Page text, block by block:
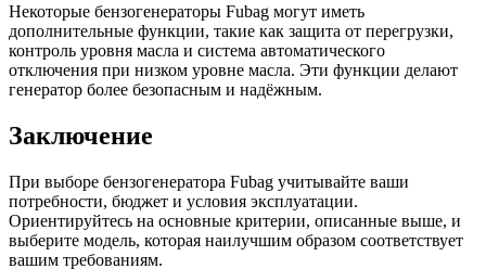
Некоторые бензогенераторы Fubag могут иметь
дополнительные функции, такие как защита от перегрузки,
контроль уровня масла и система автоматического
отключения при низком уровне масла. Эти функции делают
генератор более безопасным и надёжным.
Заключение
При выборе бензогенератора Fubag учитывайте ваши
потребности, бюджет и условия эксплуатации.
Ориентируйтесь на основные критерии, описанные выше, и
выберите модель, которая наилучшим образом соответствует
вашим требованиям.